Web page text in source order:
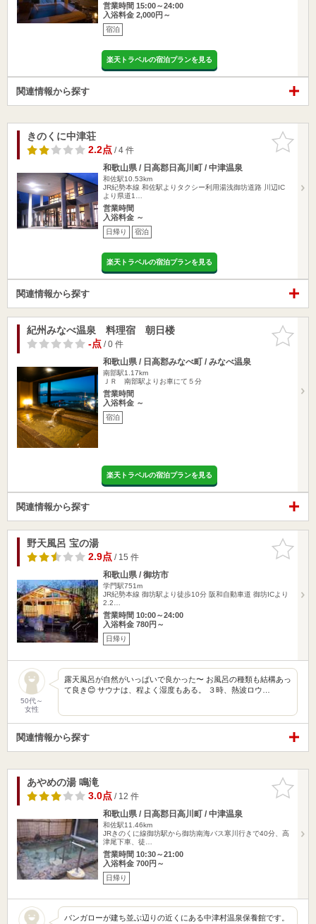
営業時間 15:00～24:00
入浴料金 2,000円～
宿泊
楽天トラベルの宿泊プランを見る
関連情報から探す
お気に入
りに追加
きのくに中津荘
2.2点/ 4 件
和歌山県 / 日高郡日高川町 / 中津温泉
和佐駅10.53km
JR紀勢本線 和佐駅よりタクシー利用湯浅御坊道路 川辺IC
より県道1…
営業時間
入浴料金 ～
日帰り 宿泊
楽天トラベルの宿泊プランを見る
関連情報から探す
お気に入
りに追加
紀州みなべ温泉 料理宿 朝日楼
-点/ 0 件
和歌山県 / 日高郡みなべ町 / みなべ温泉
南部駅1.17km
ＪＲ 南部駅よりお車にて５分
営業時間
入浴料金 ～
宿泊
楽天トラベルの宿泊プランを見る
関連情報から探す
お気に入
りに追加
野天風呂 宝の湯
2.9点/ 15 件
和歌山県 / 御坊市
学門駅751m
JR紀勢本線 御坊駅より徒歩10分 阪和自動車道 御坊ICより
2.2…
営業時間 10:00～24:00
入浴料金 780円～
日帰り
50代～
女性
露天風呂が自然がいっぱいで良かった〜 お風呂の種類も結構あっ
て良き😊 サウナは、程よく湿度もある。 ３時、熱波ロウ…
関連情報から探す
お気に入
りに追加
あやめの湯 鳴滝
3.0点/ 12 件
和歌山県 / 日高郡日高川町 / 中津温泉
和佐駅11.46km
JRきのくに線御坊駅から御坊南海バス寒川行きで40分、高
津尾下車、徒…
営業時間 10:30～21:00
入浴料金 700円～
日帰り
バンガローが建ち並ぶ辺りの近くにある中津村温泉保養館です。